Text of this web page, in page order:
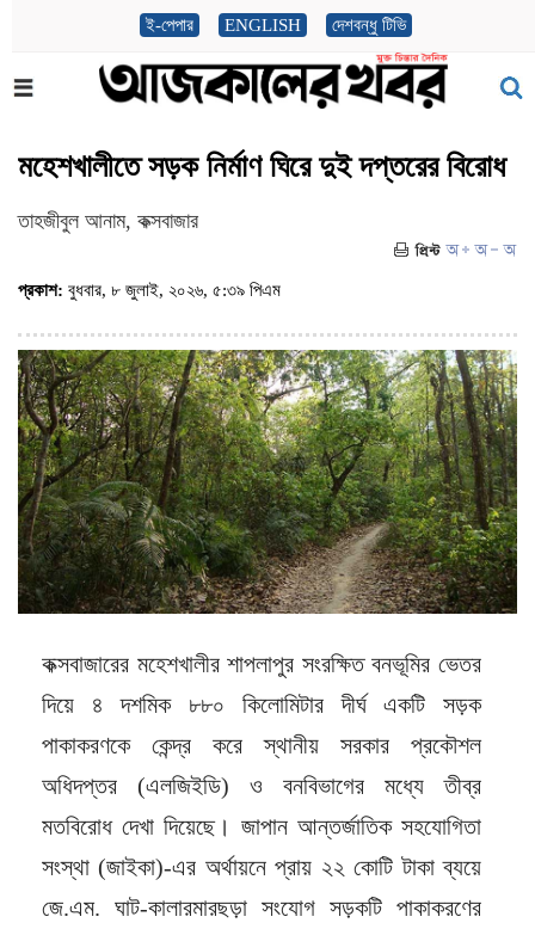
ই-পেপার ENGLISH দেশবন্ধু টিভি
মহেশখালীতে সড়ক নির্মাণ ঘিরে দুই দপ্তরের বিরোধ
তাহজীবুল আনাম, কক্সবাজার
প্রকাশ: বুধবার, ৮ জুলাই, ২০২৬, ৫:৩৯ পিএম
কক্সবাজারের মহেশখালীর শাপলাপুর সংরক্ষিত বনভূমির ভেতর
দিয়ে ৪ দশমিক ৮৮০ কিলোমিটার দীর্ঘ একটি সড়ক
পাকাকরণকে কেন্দ্র করে স্থানীয় সরকার প্রকৌশল
অধিদপ্তর (এলজিইডি) ও বনবিভাগের মধ্যে তীব্র
মতবিরোধ দেখা দিয়েছে। জাপান আন্তর্জাতিক সহযোগিতা
সংস্থা (জাইকা)-এর অর্থায়নে প্রায় ২২ কোটি টাকা ব্যয়ে
জে.এম. ঘাট-কালারমারছড়া সংযোগ সড়কটি পাকাকরণের